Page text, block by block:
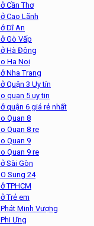
Cần Thơ
Cao Lãnh
Dĩ An
Gò Vấp
Hà Đông
Ha Noi
Nha Trang
Quận 3 Uy tín
quan 5 uy tin
quận 6 giá rẻ nhất
Quan 8
Quan 8 re
Quan 9
Quan 9 re
Sài Gòn
Sung 24
TPHCM
Trẻ em
Minh Vượng
Ưng